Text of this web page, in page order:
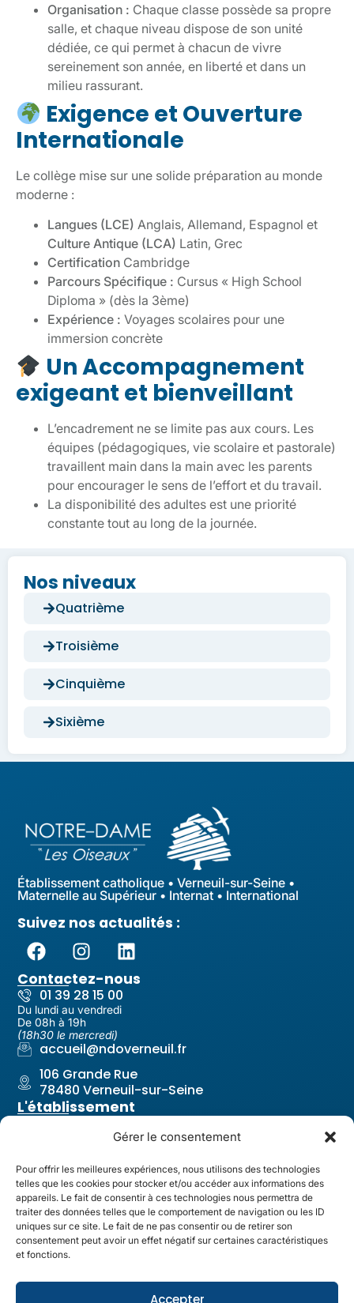
Gérer le consentement
Pour offrir les meilleures expériences, nous utilisons des technologies
telles que les cookies pour stocker et/ou accéder aux informations des
appareils. Le fait de consentir à ces technologies nous permettra de
traiter des données telles que le comportement de navigation ou les ID
uniques sur ce site. Le fait de ne pas consentir ou de retirer son
consentement peut avoir un effet négatif sur certaines caractéristiques
et fonctions.
Accepter
Organisation : Chaque classe possède sa propre
salle, et chaque niveau dispose de son unité
dédiée, ce qui permet à chacun de vivre
sereinement son année, en liberté et dans un
milieu rassurant.
Exigence et Ouverture
Internationale
Le collège mise sur une solide préparation au monde
moderne :
Langues (LCE) Anglais, Allemand, Espagnol et
Culture Antique (LCA) Latin, Grec
Certification Cambridge
Parcours Spécifique : Cursus « High School
Diploma » (dès la 3ème)
Expérience : Voyages scolaires pour une
immersion concrète
Un Accompagnement
exigeant et bienveillant
L’encadrement ne se limite pas aux cours. Les
équipes (pédagogiques, vie scolaire et pastorale)
travaillent main dans la main avec les parents
pour encourager le sens de l’effort et du travail.
La disponibilité des adultes est une priorité
constante tout au long de la journée.
Nos niveaux
Quatrième
Troisième
Cinquième
Sixième
Établissement catholique • Verneuil-sur-Seine •
Maternelle au Supérieur • Internat • International
Suivez nos actualités :
Contactez-nous
01 39 28 15 00
Du lundi au vendredi
De 08h à 19h
(18h30 le mercredi)
accueil@ndoverneuil.fr
106 Grande Rue
78480 Verneuil-sur-Seine
L'établissement
Notre projet pastoral
Nos équipes
Revue de l'établissement
Liens utiles
Contact & Accès
Restauration